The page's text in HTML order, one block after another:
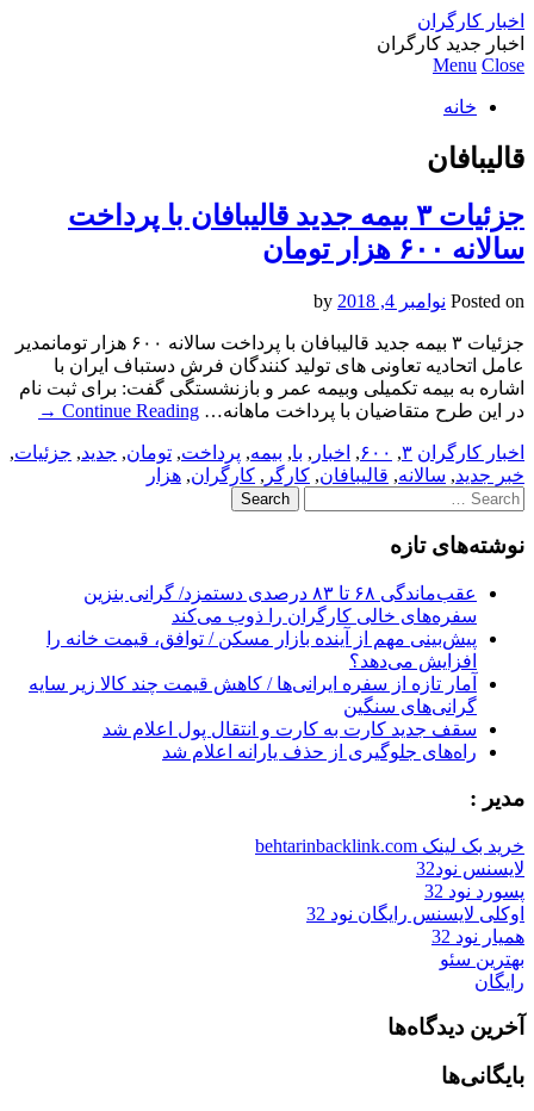
اخبار کارگران
اخبار جدید کارگران
Menu Close
خانه
قالیبافان
جزئیات ۳ بیمه جدید قالیبافان با پرداخت
سالانه ۶۰۰ هزار تومان
Posted on نوامبر 4, 2018
جزئیات ۳ بیمه جدید قالیبافان با پرداخت سالانه ۶۰۰ هزار تومانمدیر
عامل اتحادیه تعاونی های تولید کنندگان فرش دستباف ایران با
اشاره به بیمه تکمیلی وبیمه عمر و بازنشستگی گفت: برای ثبت نام
در این طرح متقاضیان با پرداخت ماهانه… Continue Reading
→
اخبار کارگران ۳, ۶۰۰, اخبار , با, بیمه, پرداخت, تومان, جدید, جزئیات,
خبر جدید, سالانه, قالیبافان, کارگر , کارگران, هزار
Search
for:
نوشته‌های تازه
عقب‌ماندگی ۶۸ تا ۸۳ درصدی دستمزد/ گرانی بنزین
سفره‌های خالی کارگران را ذوب می‌کند
پیش‌بینی مهم از آینده بازار مسکن / توافق، قیمت خانه را
افزایش می‌دهد؟
آمار تازه از سفره ایرانی‌ها / کاهش قیمت چند کالا زیر سایه
گرانی‌های سنگین
سقف جدید کارت به کارت و انتقال پول اعلام شد
راه‌های جلوگیری از حذف یارانه اعلام شد
مدیر :
خرید بک لینک behtarinbacklink.com
لایسنس نود32
پسورد نود 32
اوکلی لایسنس رایگان نود 32
همیار نود 32
بهترین سئو
رایگان
آخرین دیدگاه‌ها
بایگانی‌ها